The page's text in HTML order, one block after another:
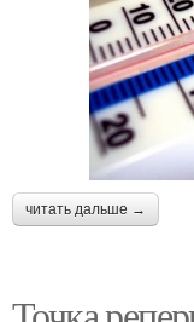
читать дальше →